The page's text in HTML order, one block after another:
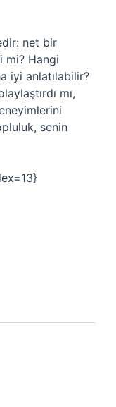
net bir
mi? Hangi
iyi anlatılabilir?
mı,
senin